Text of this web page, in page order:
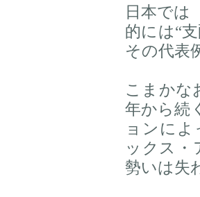
日本では
的には“
その代表
こまかな
年から続
ョンによ
ックス・
勢いは失